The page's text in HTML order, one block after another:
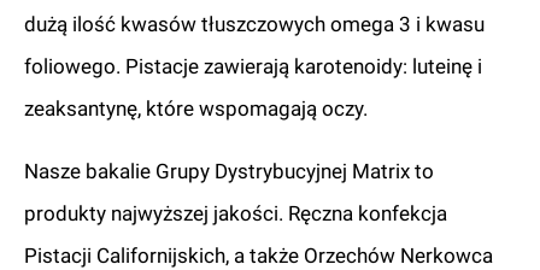
dużą ilość kwasów tłuszczowych omega 3 i kwasu
foliowego. Pistacje zawierają karotenoidy: luteinę i
zeaksantynę, które wspomagają oczy.
Nasze bakalie Grupy Dystrybucyjnej Matrix to
produkty najwyższej jakości. Ręczna konfekcja
Pistacji Californijskich, a także Orzechów Nerkowca